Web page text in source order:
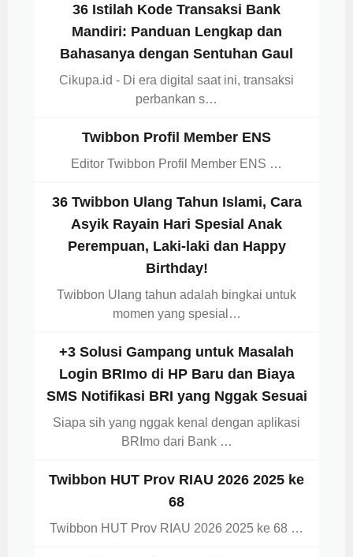
36 Istilah Kode Transaksi Bank
Mandiri: Panduan Lengkap dan
Bahasanya dengan Sentuhan Gaul
Cikupa.id - Di era digital saat ini, transaksi
perbankan s…
Twibbon Profil Member ENS
Editor Twibbon Profil Member ENS …
36 Twibbon Ulang Tahun Islami, Cara
Asyik Rayain Hari Spesial Anak
Perempuan, Laki-laki dan Happy
Birthday!
Twibbon Ulang tahun adalah bingkai untuk
momen yang spesial…
+3 Solusi Gampang untuk Masalah
Login BRImo di HP Baru dan Biaya
SMS Notifikasi BRI yang Nggak Sesuai
Siapa sih yang nggak kenal dengan aplikasi
BRImo dari Bank …
Twibbon HUT Prov RIAU 2026 2025 ke
68
Twibbon HUT Prov RIAU 2026 2025 ke 68 …